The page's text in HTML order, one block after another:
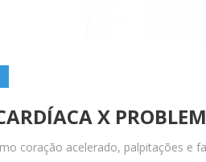
X
coração acelerado, palpitações e